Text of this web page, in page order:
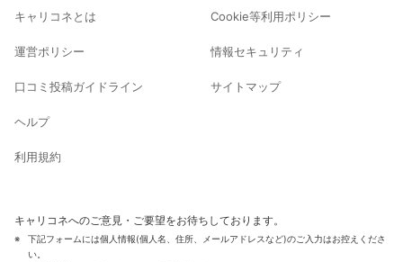
キャリコネとは
運営ポリシー
口コミ投稿ガイドライン
ヘルプ
利用規約
Cookie等利用ポリシー
情報セキュリティ
サイトマップ
キャリコネへのご意見・ご要望をお待ちしております。
下記フォームには個人情報(個人名、住所、メールアドレスなど)のご入力はお控えくださ
い。